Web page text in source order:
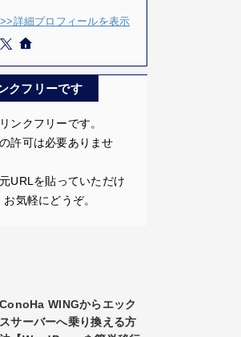
>>詳細プロフィールを表示
クフリーです
ンクフリーです。
許可は必要ありませ
URLを貼っていただけ
気軽にどうぞ。
ConoHa WINGからエック
スサーバーへ乗り換える方